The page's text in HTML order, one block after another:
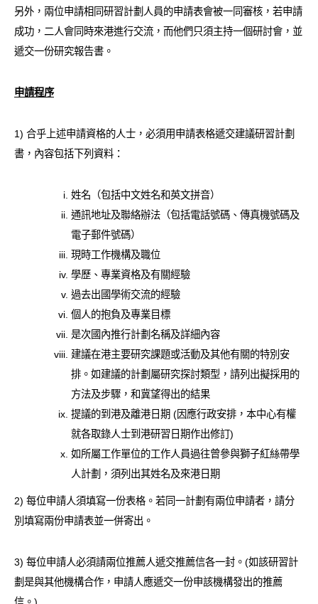
另外，兩位申請相同研習計劃人員的申請表會被一同審核，若申請
成功，二人會同時來港進行交流，而他們只須主持一個研討會，並
遞交一份研究報告書。
申請程序
1) 合乎上述申請資格的人士，必須用申請表格遞交建議研習計劃
書，內容包括下列資料：
姓名（包括中文姓名和英文拼音）
通訊地址及聯絡辦法（包括電話號碼、傳真機號碼及
電子郵件號碼）
現時工作機構及職位
學歷、專業資格及有關經驗
過去出國學術交流的經驗
個人的抱負及專業目標
是次國內推行計劃名稱及詳細內容
建議在港主要研究課題或活動及其他有關的特別安
排。如建議的計劃屬研究探討類型，請列出擬採用的
方法及步驟，和冀望得出的結果
提議的到港及離港日期 (因應行政安排，本中心有權
就各取錄人士到港研習日期作出修訂)
如所屬工作單位的工作人員過往曾參與獅子紅絲帶學
人計劃，須列出其姓名及來港日期
2) 每位申請人須填寫一份表格。若同一計劃有兩位申請者，請分
別填寫兩份申請表並一併寄出。
3) 每位申請人必須請兩位推薦人遞交推薦信各一封。(如該研習計
劃是與其他機構合作，申請人應遞交一份申該機構發出的推薦